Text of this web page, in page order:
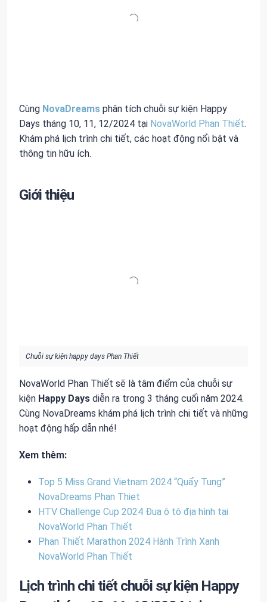
Cùng NovaDreams phân tích chuỗi sự kiện Happy
Days tháng 10, 11, 12/2024 tại NovaWorld Phan Thiết.
Khám phá lịch trình chi tiết, các hoạt động nổi bật và
thông tin hữu ích.
Giới thiệu
Chuỗi sự kiện happy days Phan Thiết
NovaWorld Phan Thiết sẽ là tâm điểm của chuỗi sự
kiện Happy Days diễn ra trong 3 tháng cuối năm 2024.
Cùng NovaDreams khám phá lịch trình chi tiết và những
hoạt động hấp dẫn nhé!
Xem thêm:
Top 5 Miss Grand Vietnam 2024 “Quẩy Tung”
NovaDreams Phan Thiet
HTV Challenge Cup 2024 Đua ô tô địa hình tại
NovaWorld Phan Thiết
Phan Thiết Marathon 2024 Hành Trình Xanh
NovaWorld Phan Thiết
Lịch trình chi tiết chuỗi sự kiện Happy